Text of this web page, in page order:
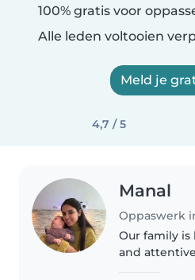
100% gratis voor
Alle leden voltooien
Meld je
4,7 / 5
Manal
Oppaswerk
Our family
and